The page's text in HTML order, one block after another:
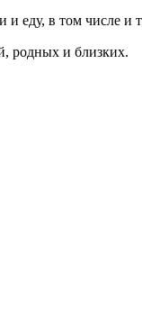
в том числе и
родных и близких.